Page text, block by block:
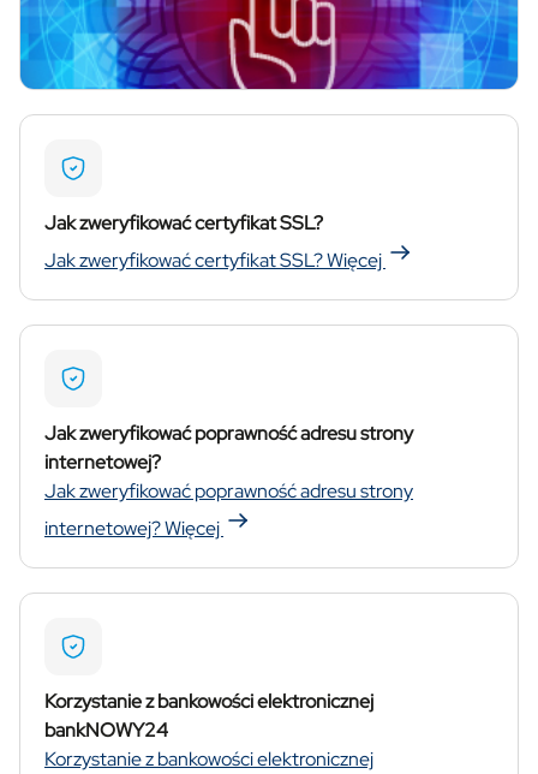
Jak zweryfikować certyfikat SSL?
Jak zweryfikować certyfikat SSL?Więcej
Jak zweryfikować poprawność adresu strony
internetowej?
Jak zweryfikować poprawność adresu strony
internetowej?Więcej
Korzystanie z bankowości elektronicznej
bankNOWY24
Korzystanie z bankowości elektronicznej